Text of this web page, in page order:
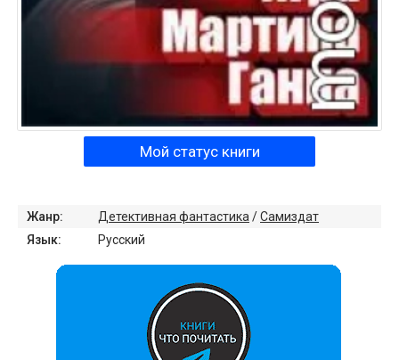
Мой статус книги
Жанр: Детективная фантастика /Самиздат
Язык:
Русский